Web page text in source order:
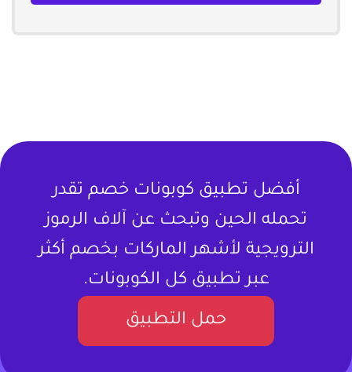
أفضل تطبيق كوبونات خصم تقدر
تحمله الحين وتبحث عن آلاف الرموز
الترويجية لأشهر الماركات بخصم أكثر
عبر تطبيق كل الكوبونات.
حمل التطبيق